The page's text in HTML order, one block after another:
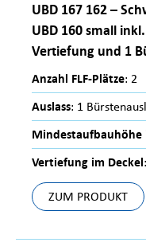
UBD 167 162 –
UBD 160 small
Vertiefung und 1
Anzahl FLF-Plätze: 2
Auslass: 1
Mindestaufbauhöhe
Vertiefung im Deckel
ZUM PRODUKT